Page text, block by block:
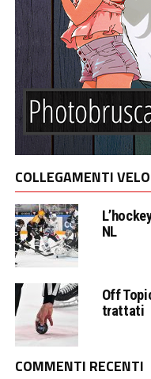
COLLEGAMENTI
NL
Off
trattati
COMMENTI RECENTI